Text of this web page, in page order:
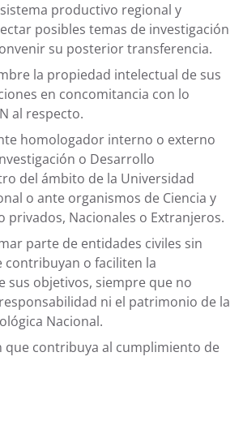
productivo regional y
posibles temas de investigación
su posterior transferencia.
la propiedad intelectual de sus
en concomitancia con lo
al respecto.
homologador interno o externo
o Desarrollo
del ámbito de la Universidad
o ante organismos de Ciencia y
privados, Nacionales o Extranjeros.
parte de entidades civiles sin
contribuyan o faciliten la
sus objetivos, siempre que no
ni el patrimonio de la
Nacional.
que contribuya al cumplimiento de